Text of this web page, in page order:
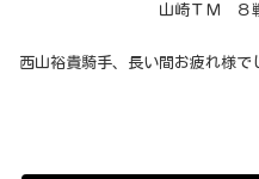
山崎ＴＭ ８戦２勝
西山裕貴騎手、長い間お疲れ様で